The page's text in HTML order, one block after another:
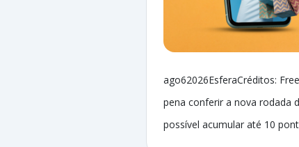
ago62026EsferaCréditos:
pena conferir a nova rodada
possível acumular até 10